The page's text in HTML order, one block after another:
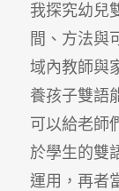
我探究幼兒
間、方法與
域內教師與
養孩子雙語
可以給老師
於學生的雙
運用，再者